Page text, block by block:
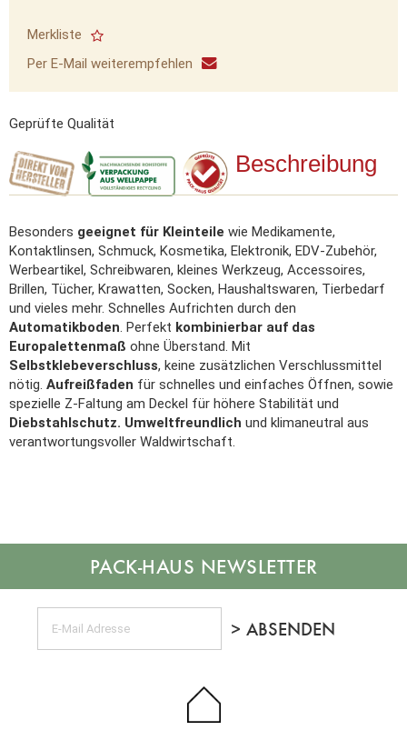
Merkliste
Per E-Mail weiterempfehlen
Geprüfte Qualität
Beschreibung
Besonders geeignet für Kleinteile wie Medikamente,
Kontaktlinsen, Schmuck, Kosmetika, Elektronik, EDV-Zubehör,
Werbeartikel, Schreibwaren, kleines Werkzeug, Accessoires,
Brillen, Tücher, Krawatten, Socken, Haushaltswaren, Tierbedarf
und vieles mehr. Schnelles Aufrichten durch den
Automatikboden. Perfekt kombinierbar auf das
Europalettenmaß ohne Überstand. Mit
Selbstklebeverschluss, keine zusätzlichen Verschlussmittel
nötig. Aufreißfaden für schnelles und einfaches Öffnen, sowie
spezielle Z-Faltung am Deckel für höhere Stabilität und
Diebstahlschutz. Umweltfreundlich und klimaneutral aus
verantwortungsvoller Waldwirtschaft.
NEWSLETTER